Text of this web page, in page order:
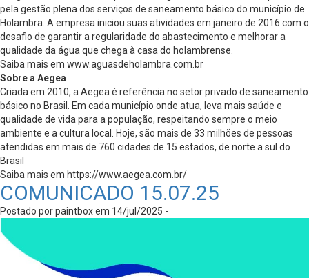
pela gestão plena dos serviços de saneamento básico do município de
Holambra. A empresa iniciou suas atividades em janeiro de 2016 com o
desafio de garantir a regularidade do abastecimento e melhorar a
qualidade da água que chega à casa do holambrense.
Saiba mais em www.aguasdeholambra.com.br
Sobre a Aegea
Criada em 2010, a Aegea é referência no setor privado de saneamento
básico no Brasil. Em cada município onde atua, leva mais saúde e
qualidade de vida para a população, respeitando sempre o meio
ambiente e a cultura local. Hoje, são mais de 33 milhões de pessoas
atendidas em mais de 760 cidades de 15 estados, de norte a sul do
Brasil
Saiba mais em https://www.aegea.com.br/
COMUNICADO 15.07.25
Postado por paintbox em 14/jul/2025 -